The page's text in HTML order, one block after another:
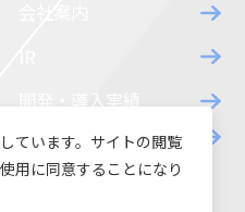
開発・導入実績
ダウンロード
ています。サイトの閲覧
用に同意することになり